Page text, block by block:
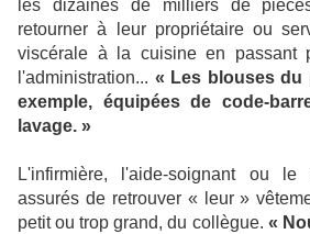
les dizaines de milliers de
retourner à leur propriétaire ou
viscérale à la cuisine en passant
l'administration... « Les blouses du
exemple, équipées de code-
lavage. »
L'infirmière, l'aide-soignant ou
assurés de retrouver « leur »
petit ou trop grand, du collègue. «